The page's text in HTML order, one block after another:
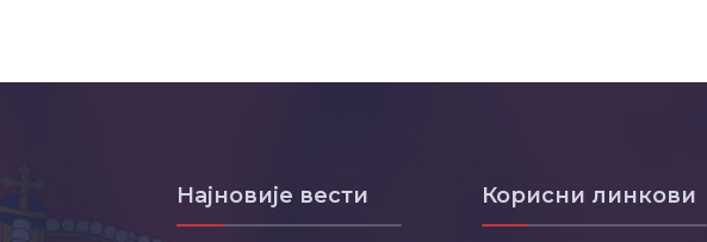
Најновије вести Корисни линкови